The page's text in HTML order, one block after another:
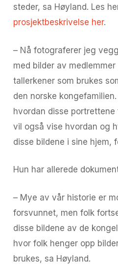
steder, sa Høyland. Les
prosjektbeskrivelse her.
– Nå fotograferer jeg
med bilder av
tallerkener som brukes
den norske
hvordan disse
vil også vise hvordan og
disse bildene i sine hjem,
Hun har allerede
– Mye av vår historie er
forsvunnet, men folk
disse bildene av de
hvor folk henger opp
brukes, sa Høyland.